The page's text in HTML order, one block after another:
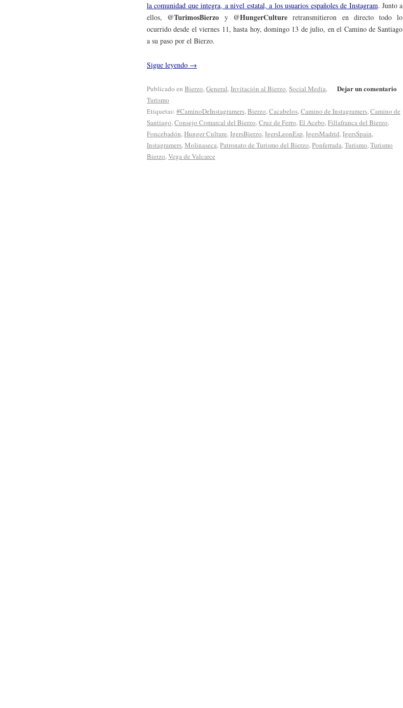
la comunidad que integra, a nivel estatal, a los usuarios españoles de Instagram. Junto a
ellos, @TurimosBierzo y @HungerCultureretransmitieron en directo todo lo
ocurrido desde el viernes 11, hasta hoy, domingo 13 de julio, en el Camino de Santiago
a su paso por el Bierzo.
Sigue leyendo →
Dejar un comentario
Publicado en Bierzo,General,Invitación al Bierzo,Social Media,
Turismo
Etiquetas: #CaminoDeInstagramers,Bierzo,Cacabelos,Camino de Instagramers,Camino de
Santiago,Consejo Comarcal del Bierzo,Cruz de Ferro,El Acebo,Fillafranca del Bierzo,
Foncebadón,Hunger Culture,IgersBierzo,IgersLeonEsp,IgersMadrid,IgersSpain,
Instagramers,Molinaseca,Patronato de Turismo del Bierzo,Ponferrada,Turismo,Turismo
Bierzo,Vega de Valcarce